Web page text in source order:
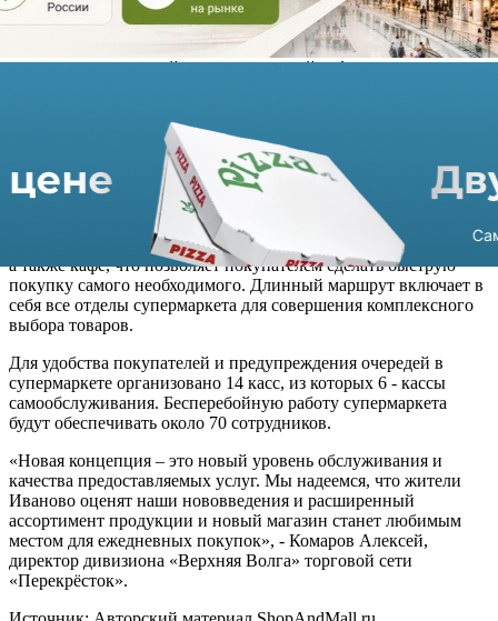
Также в супермаркете организована зона кафе, где можно
передохнуть после покупок и перекусить продукцией
собственного производства: на выбор представлены горячая
товарам категории фреш, которая насчитывает около 4000
позиций. В соответствии с новой концепцией в супермаркете
организованы специальные ЗОЖ-корнеры с продуктами для
правильного питания.
Новый магазин предусматривает два покупательских пути:
короткий и длинный. Первый проходит через зону «фреш»,
где представлены овощи, фрукты и часть готовой продукции,
а также кафе, что позволяет покупателем сделать быструю
покупку самого необходимого. Длинный маршрут включает в
себя все отделы супермаркета для совершения комплексного
выбора товаров.
Для удобства покупателей и предупреждения очередей в
супермаркете организовано 14 касс, из которых 6 - кассы
самообслуживания. Бесперебойную работу супермаркета
будут обеспечивать около 70 сотрудников.
«Новая концепция – это новый уровень обслуживания и
качества предоставляемых услуг. Мы надеемся, что жители
Иваново оценят наши нововведения и расширенный
ассортимент продукции и новый магазин станет любимым
местом для ежедневных покупок», - Комаров Алексей,
директор дивизиона «Верхняя Волга» торговой сети
«Перекрёсток».